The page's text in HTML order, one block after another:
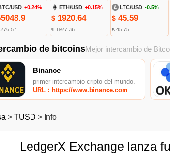
USD +0.24% ETH/USD +0.15%
$1920.64
€ 1927.36
LTC/USD -0.5%
$45.59
€ 45.75
de bitcoinsMejor intercambio de
Binance
primer intercambio cripto del mundo.
URL：https://www.binance.com
> TUSD > Info
LedgerX Exchange lanza